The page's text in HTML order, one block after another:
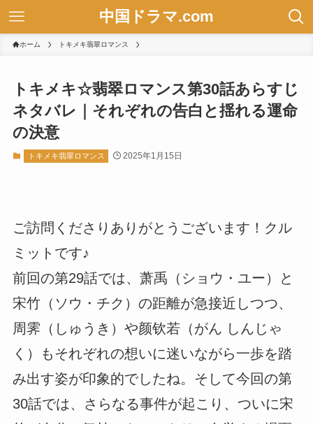
中国ドラマ.com
ホーム トキメキ翡翠ロマンス
トキメキ☆翡翠ロマンス第30話あらすじ
ネタバレ｜それぞれの告白と揺れる運命
の決意
トキメキ翡翠ロマンス 2025年1月15日
ご訪問くださりありがとうございます！クル
ミットです♪
前回の第29話では、萧禹（ショウ・ユー）と
宋竹（ソウ・チク）の距離が急接近しつつ、
周霁（しゅうき）や颜钦若（がん しんじゃ
く）もそれぞれの想いに迷いながら一歩を踏
み出す姿が印象的でしたね。そして今回の第
30話では、さらなる事件が起こり、ついに宋